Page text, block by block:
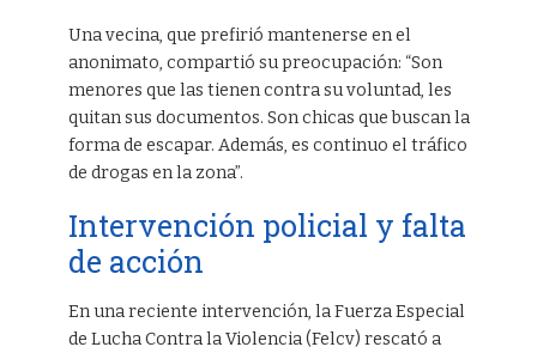
Una vecina, que prefirió mantenerse en el
anonimato, compartió su preocupación: “Son
menores que las tienen contra su voluntad, les
quitan sus documentos. Son chicas que buscan la
forma de escapar. Además, es continuo el tráfico
de drogas en la zona”.
Intervención policial y falta
de acción
En una reciente intervención, la Fuerza Especial
de Lucha Contra la Violencia (Felcv) rescató a